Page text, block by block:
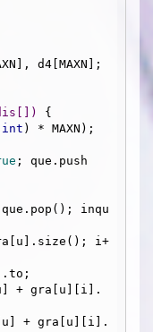
{
int ) * MAXN);
; que.push
inqu
i+
+ gra[u][i].